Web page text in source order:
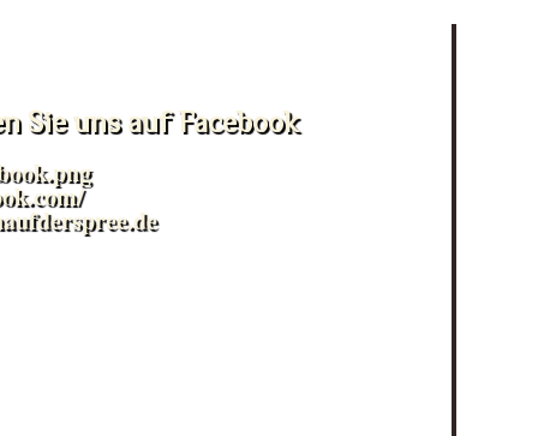
Sie uns auf Facebook